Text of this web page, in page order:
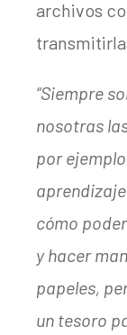
archivos
“Siempre
nosotras
por
cómo
y hacer
papeles,
un tesoro